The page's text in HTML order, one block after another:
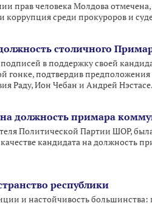
прав человека Молдова
коррупция среди прокуроров и
столичного
в поддержку своей
подтвердив предположения
Раду, Ион Чебан и Андрей Нэстасе.
должность примара
Политической Партии ШОР,
кандидата на должность
республики
и настойчивость